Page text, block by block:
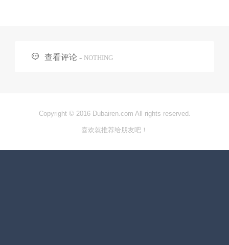
 查看评论 - NOTHING
Copyright © 2016 Dubairen.com All rights reserved.
喜欢就推荐给朋友吧！